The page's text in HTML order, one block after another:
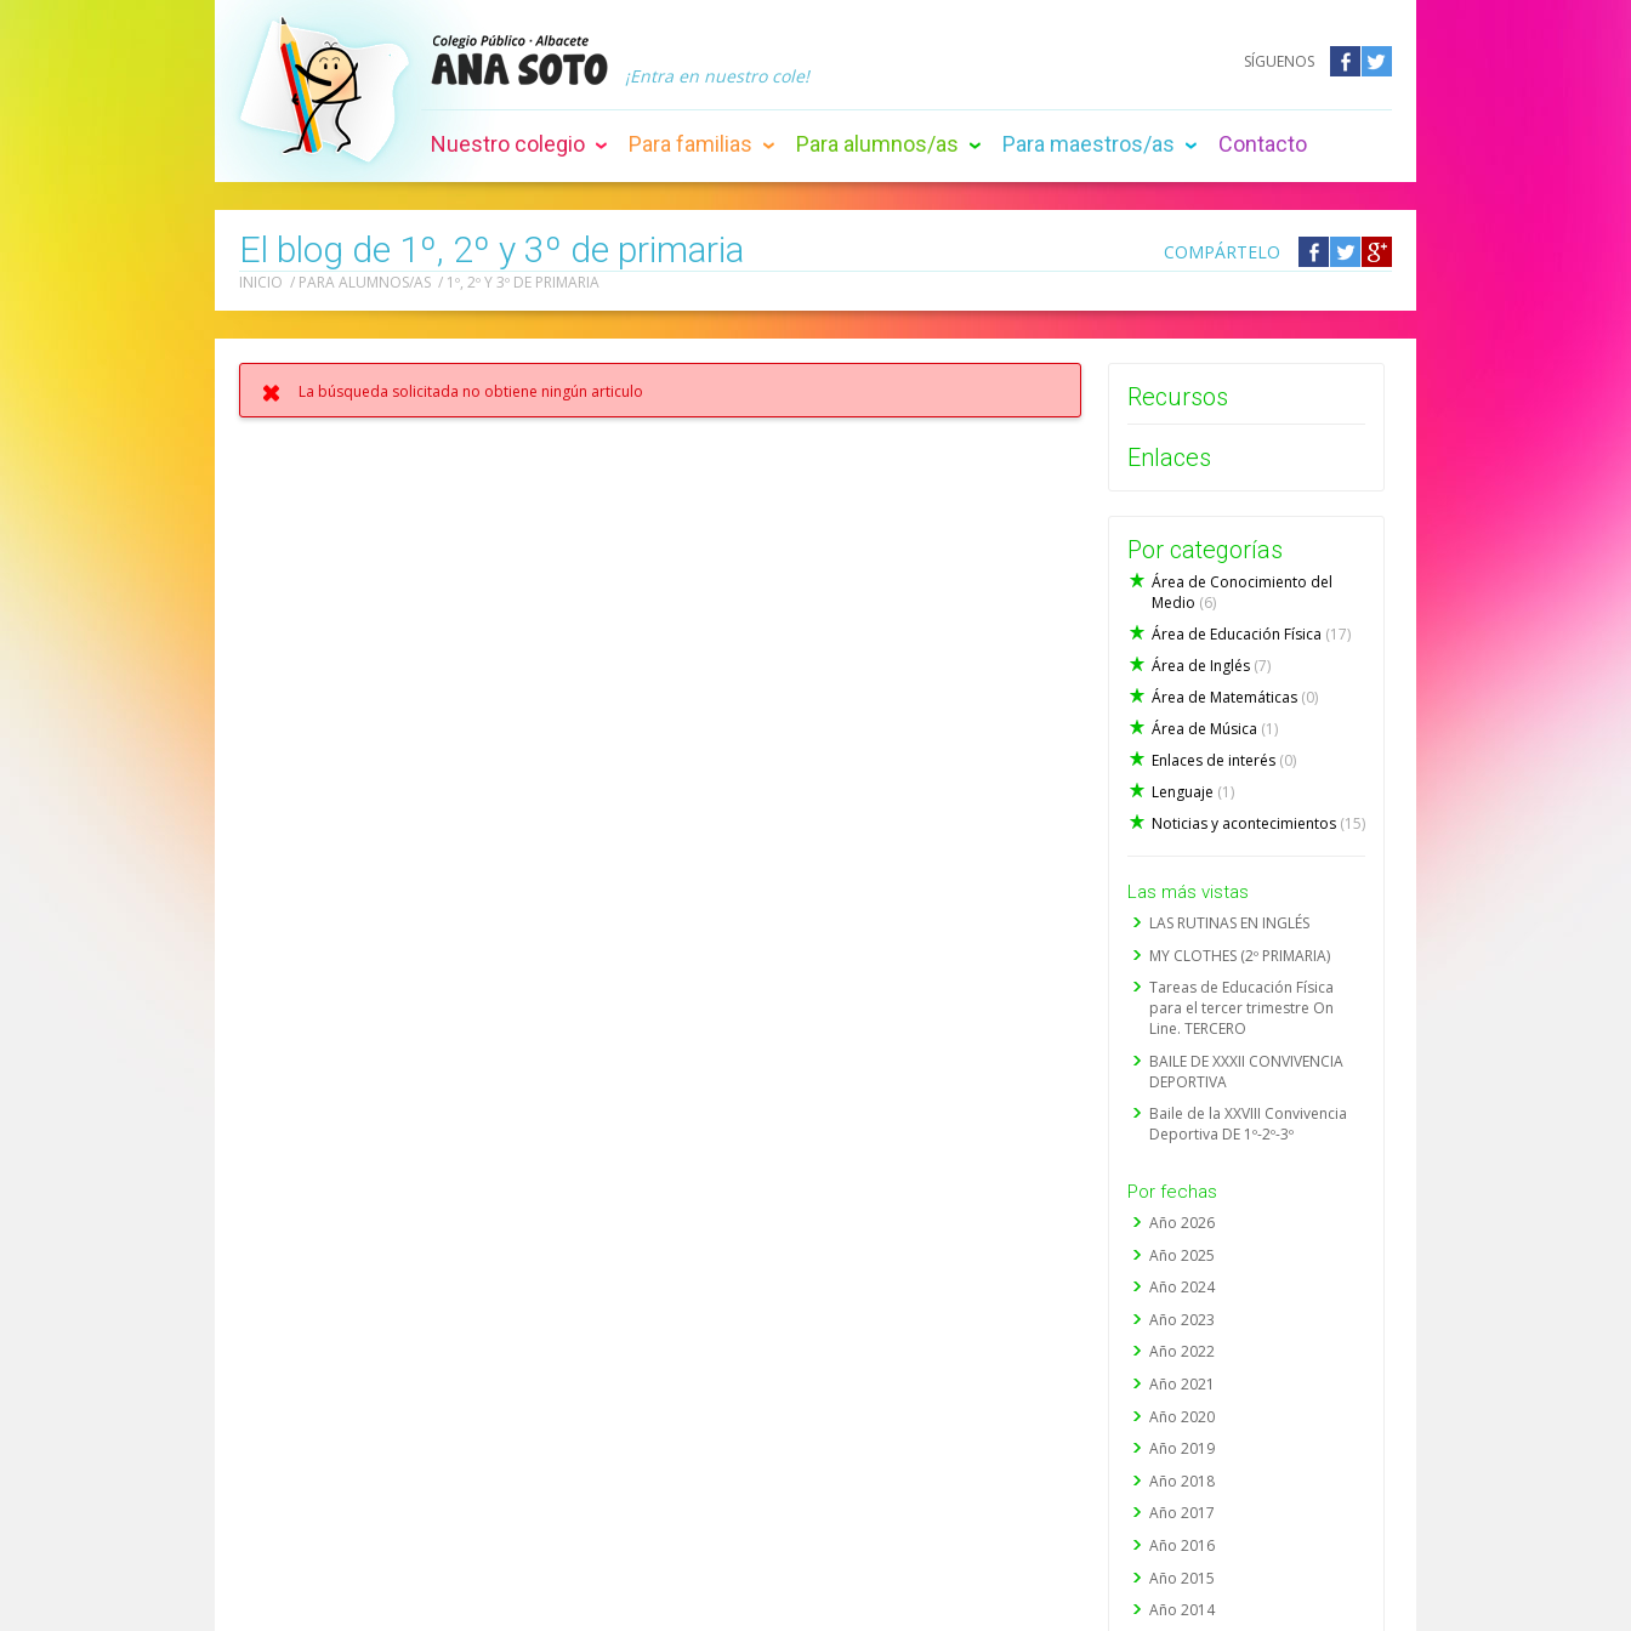
¡Entra en nuestro cole!
SÍGUENOS
Nuestro colegio Para familias Para alumnos/as Para maestros/as Contacto
El blog de 1º, 2º y 3º de primaria COMPÁRTELO
Compártelo
Facebook
Compártelo
Twitter
Compártelo
Google
INICIO / PARA ALUMNOS/AS / 1º, 2º Y 3º DE PRIMARIA
La búsqueda solicitada no obtiene ningún articulo Recursos
Enlaces
Por categorías
Área de Conocimiento del
Medio (6)
Área de Educación Física (17)
Área de Inglés (7)
Área de Matemáticas (0)
Área de Música (1)
Enlaces de interés (0)
Lenguaje (1)
Noticias y acontecimientos (15)
Las más vistas
LAS RUTINAS EN INGLÉS
MY CLOTHES (2º PRIMARIA)
Tareas de Educación Física
para el tercer trimestre On
Line. TERCERO
BAILE DE XXXII CONVIVENCIA
DEPORTIVA
Baile de la XXVIII Convivencia
Deportiva DE 1º-2º-3º
Por fechas
Año 2026
Año 2025
Año 2024
Año 2023
Año 2022
Año 2021
Año 2020
Año 2019
Año 2018
Año 2017
Año 2016
Año 2015
Año 2014